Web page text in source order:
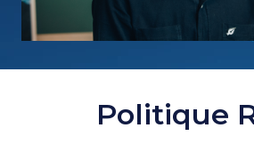
Politique